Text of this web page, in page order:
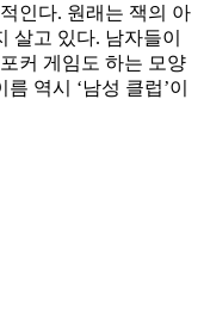
인다. 원래는 잭의 아
살고 있다. 남자들이
커 게임도 하는 모양
역시 ‘남성 클럽’이